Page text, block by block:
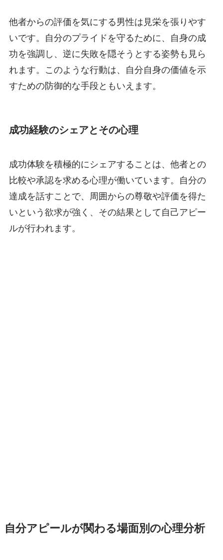
他者からの評価を気にする男性は見栄を張りやす
いです。自分のプライドを守るために、自身の成
功を強調し、逆に失敗を隠そうとする姿勢も見ら
れます。このような行動は、自分自身の価値を示
すための防御的な手段ともいえます。
成功経験のシェアとその心理
成功体験を積極的にシェアすることは、他者との
比較や承認を求める心理が働いています。自分の
達成を話すことで、周囲からの尊敬や評価を得た
いという欲求が強く、その結果として自己アピー
ルが行われます。
自分アピールが関わる場面別の心理分析